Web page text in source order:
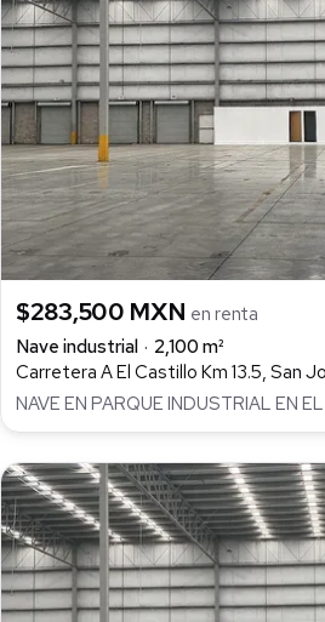
$283,500 MXN en renta
Nave industrial
2,100 m²
Carretera A El Castillo Km 13.5, San
NAVE EN PARQUE INDUSTRIAL EN